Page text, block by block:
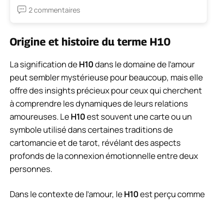
2 commentaires
Origine et histoire du terme H10
La signification deH10dans le domaine de l’amour
peut sembler mystérieuse pour beaucoup, mais elle
offre des insights précieux pour ceux qui cherchent
à comprendre les dynamiques de leurs relations
amoureuses. LeH10est souvent une carte ou un
symbole utilisé dans certaines traditions de
cartomancie et de tarot, révélant des aspects
profonds de la connexion émotionnelle entre deux
personnes.
Dans le contexte de l’amour, leH10est perçu comme